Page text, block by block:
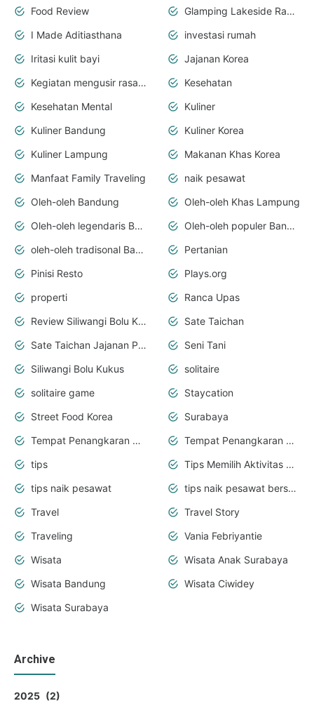
Food Review
Glamping Lakeside Rancabali
I Made Aditiasthana
investasi rumah
Iritasi kulit bayi
Jajanan Korea
Kegiatan mengusir rasa bosan
Kesehatan
Kesehatan Mental
Kuliner
Kuliner Bandung
Kuliner Korea
Kuliner Lampung
Makanan Khas Korea
Manfaat Family Traveling
naik pesawat
Oleh-oleh Bandung
Oleh-oleh Khas Lampung
Oleh-oleh legendaris Bandung
Oleh-oleh populer Bandung
oleh-oleh tradisonal Bandung
Pertanian
Pinisi Resto
Plays.org
properti
Ranca Upas
Review Siliwangi Bolu Kukus
Sate Taichan
Sate Taichan Jajanan Papi
Seni Tani
Siliwangi Bolu Kukus
solitaire
solitaire game
Staycation
Street Food Korea
Surabaya
Tempat Penangkaran Rusa
Tempat Penangkaran Rusa Ranca Upas
tips
Tips Memilih Aktivitas Seru bareng Anak
tips naik pesawat
tips naik pesawat bersama bayi
Travel
Travel Story
Traveling
Vania Febriyantie
Wisata
Wisata Anak Surabaya
Wisata Bandung
Wisata Ciwidey
Wisata Surabaya
Archive
2025
2